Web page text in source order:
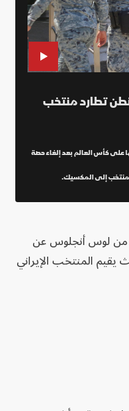
تطارد منتخب
على كأس العالم بعد إلغاء حصة
إلى المكسيك.
من لوس أنجلوس عن
يقيم المنتخب الإيراني